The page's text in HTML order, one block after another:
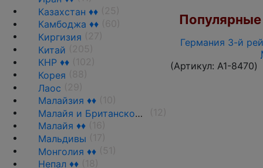
Казахстан ♦♦
Камбоджа ♦♦
Киргизия
Китай
КНР ♦♦
Корея
Лаос
Малайзия ♦♦
Малайя и Британское Борнео ♦♦
Малайя ♦♦
Мальдивы
Монголия ♦♦
Непал ♦♦
Германия 3-й
(Артикул: A1-8470)